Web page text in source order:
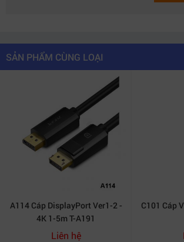
SẢN PHẨM CÙNG LOẠI
A114 Cáp DisplayPort Ver1-2 -
4K 1-5m T-A191
Liên hệ
C101 Cáp